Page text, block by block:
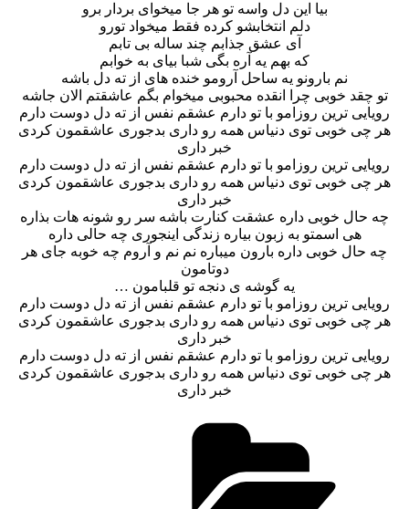
بیا این دل واسه تو هر جا میخوای بردار برو
دلم انتخابشو کرده فقط میخواد تورو
آی عشق جذابم چند ساله بی تابم
که بهم یه آره بگی شبا بیای به خوابم
نم بارونو یه ساحل آرومو خنده های از ته دل باشه
تو چقد خوبی چرا انقده محبوبی میخوام بگم عاشقتم الان جاشه
رویایی ترین روزامو با تو دارم عشقم نفس از ته دل دوست دارم
هر چی خوبی توی دنیاس همه رو داری بدجوری عاشقمون کردی
خبر داری
رویایی ترین روزامو با تو دارم عشقم نفس از ته دل دوست دارم
هر چی خوبی توی دنیاس همه رو داری بدجوری عاشقمون کردی
خبر داری
چه حال خوبی داره عشقت کنارت باشه سر رو شونه هات بذاره
هی اسمتو به زبون بیاره زندگی اینجوری چه حالی داره
چه حال خوبی داره بارون میباره نم نم و آروم چه خوبه جای هر
دوتامون
یه گوشه ی دنجه تو قلبامون …
رویایی ترین روزامو با تو دارم عشقم نفس از ته دل دوست دارم
هر چی خوبی توی دنیاس همه رو داری بدجوری عاشقمون کردی
خبر داری
رویایی ترین روزامو با تو دارم عشقم نفس از ته دل دوست دارم
هر چی خوبی توی دنیاس همه رو داری بدجوری عاشقمون کردی
خبر داری